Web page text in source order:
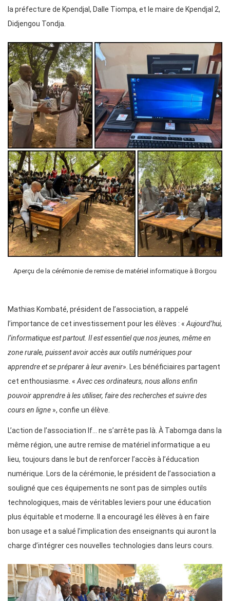
la préfecture de Kpendjal, Dalle Tiompa, et le maire de Kpendjal 2,
Didjengou Tondja.
Aperçu de la cérémonie de remise de matériel informatique à Borgou
Mathias Kombaté, président de l’association, a rappelé
l’importance de cet investissement pour les élèves : «Aujourd’hui,
l’informatique est partout. Il est essentiel que nos jeunes, même en
zone rurale, puissent avoir accès aux outils numériques pour
apprendre et se préparer à leur avenir». Les bénéficiaires partagent
cet enthousiasme. «Avec ces ordinateurs, nous allons enfin
pouvoir apprendre à les utiliser, faire des recherches et suivre des
cours en ligne », confie un élève.
L’action de l’association If… ne s’arrête pas là. À Tabomga dans la
même région, une autre remise de matériel informatique a eu
lieu, toujours dans le but de renforcer l’accès à l’éducation
numérique. Lors de la cérémonie, le président de l’association a
souligné que ces équipements ne sont pas de simples outils
technologiques, mais de véritables leviers pour une éducation
plus équitable et moderne. Il a encouragé les élèves à en faire
bon usage et a salué l’implication des enseignants qui auront la
charge d’intégrer ces nouvelles technologies dans leurs cours.